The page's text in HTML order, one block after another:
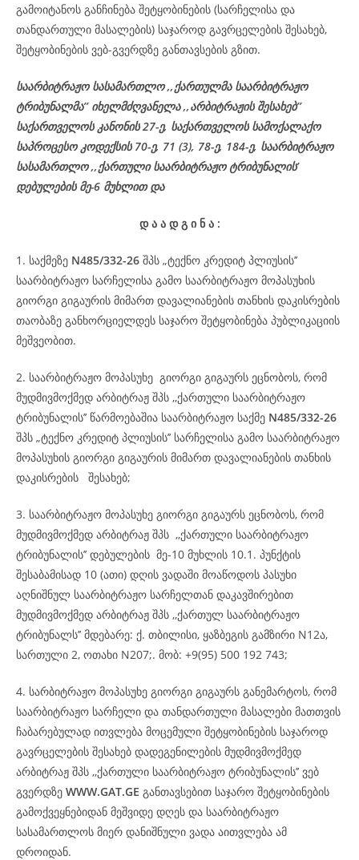
გამოიტანოს განჩინება შეტყობინების (სარჩელისა და
თანდართული მასალების) საჯაროდ გავრცელების შესახებ,
შეტყობინების ვებ-გვერდზე განთავსების გზით.
საარბიტრაჟო სასამართლო ,,ქართულმა საარბიტრაჟო
ტრიბუნალმა’’ იხელმძღვანელა,,არბიტრაჟის შესახებ’’
საქართველოს კანონის 27-ე, საქართველოს სამოქალაქო
საპროცესო კოდექსის 70-ე, 71 (3), 78-ე, 184-ე, საარბიტრაჟო
სასამართლო ,,ქართული საარბიტრაჟო ტრიბუნალის’
დებულების მე-6 მუხლით და
დ ა ა დ გ ი ნ ა :
1. საქმეზე N485/332-26 შპს „ტექნო კრედიტ პლიუსის’’
საარბიტრაჟო სარჩელისა გამო საარბიტრაჟო მოპასუხის
გიორგი გიგაურის მიმართ დავალიანების თანხის დაკისრების
თაობაზე განხორციელდეს საჯარო შეტყობინება პუბლიკაციის
მეშვეობით.
2. საარბიტრაჟო მოპასუხე გიორგი გიგაურს ეცნობოს, რომ
მუდმივმოქმედ არბიტრაჟ შპს ,,ქართული საარბიტრაჟო
ტრიბუნალის’’ წარმოებაშია საარბიტრაჟო საქმე N485/332-26
შპს „ტექნო კრედიტ პლიუსის’’ სარჩელისა გამო საარბიტრაჟო
მოპასუხის გიორგი გიგაურის მიმართ დავალიანების თანხის
დაკისრების შესახებ;
3. საარბიტრაჟო მოპასუხე გიორგი გიგაურს ეცნობოს, რომ
მუდმივმოქმედ არბიტრაჟ შპს ,,ქართული საარბიტრაჟო
ტრიბუნალის’’ დებულების მე-10 მუხლის 10.1. პუნქტის
შესაბამისად 10 (ათი) დღის ვადაში მოაწოდოს პასუხი
აღნიშნულ საარბიტრაჟო სარჩელთან დაკავშირებით
მუდმივმოქმედ არბიტრაჟ შპს ,,ქართულ საარბიტრაჟო
ტრიბუნალს’’ მდებარე: ქ. თბილისი, ყაზბეგის გამზირი N12ა,
სართული 2, ოთახი N207;. მობ: +9(95) 500 192 743;
4. სარბიტრაჟო მოპასუხე გიორგი გიგაურს განემარტოს, რომ
საარბიტრაჟო სარჩელი და თანდართული მასალები მათთვის
ჩაბარებულად ითვლება მოცემული შეტყობინების საჯაროდ
გავრცელების შესახებ დადეგენილების მუდმივმოქმედ
არბიტრაჟ შპს ,,ქართული საარბიტრაჟო ტრიბუნალის’’ ვებ
გვერდზე WWW.GAT.GE განთავსებით საჯარო შეტყობინების
გამოქვეყნებიდან მეშვიდე დღეს და საარბიტრაჟო
სასამართლოს მიერ დანიშნული ვადა აითვლება ამ
დროიდან.